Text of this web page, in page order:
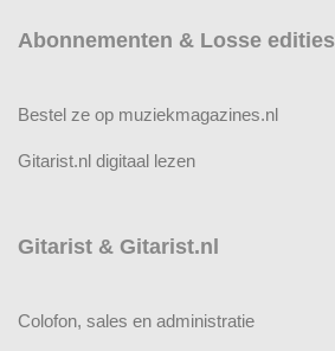
Abonnementen & Losse edities
Bestel ze op muziekmagazines.nl
Gitarist.nl digitaal lezen
Gitarist & Gitarist.nl
Colofon, sales en administratie